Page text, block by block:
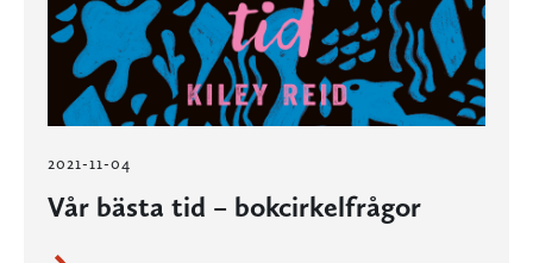
2021-11-04
Vår bästa tid – bokcirkelfrågor